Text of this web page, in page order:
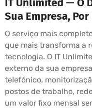
IT Unlimited — O
Sua Empresa,
O serviço mais
que mais transforma a
tecnologia. O IT
externo da sua
telefónico,
postos de trabalho,
um valor fixo mensal